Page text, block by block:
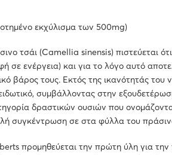
εκχύλισμα των 500mg)
τσάι (Camellia sinensis) πιστεύεται
σε ενέργεια) και για το λόγο αυτό
βάρος τους. Εκτός της ικανότητάς του
συμβάλλοντας στην
δραστικών ουσιών που
συγκέντρωση σε στα φύλλα του
προμηθεύεται την πρώτη ύλη για